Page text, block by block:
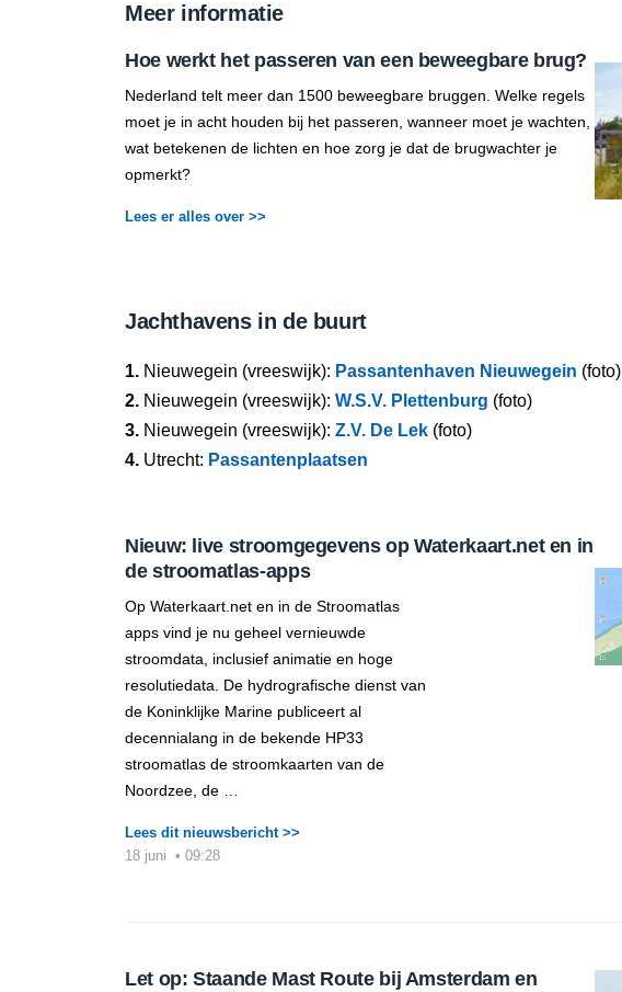
Meer informatie
Hoe werkt het passeren van een beweegbare brug?
Nederland telt meer dan 1500 beweegbare bruggen. Welke regels
moet je in acht houden bij het passeren, wanneer moet je wachten,
wat betekenen de lichten en hoe zorg je dat de brugwachter je
opmerkt?
Lees er alles over >>
Jachthavens in de buurt
1. Nieuwegein (vreeswijk): Passantenhaven Nieuwegein (foto)
2. Nieuwegein (vreeswijk): W.S.V. Plettenburg (foto)
3. Nieuwegein (vreeswijk): Z.V. De Lek (foto)
4. Utrecht: Passantenplaatsen
Nieuw: live stroomgegevens op Waterkaart.net en in
de stroomatlas-apps
Op Waterkaart.net en in de Stroomatlas
apps vind je nu geheel vernieuwde
stroomdata, inclusief animatie en hoge
resolutiedata. De hydrografische dienst van
de Koninklijke Marine publiceert al
decennialang in de bekende HP33
stroomatlas de stroomkaarten van de
Noordzee, de …
Lees dit nieuwsbericht >>
18 juni • 09:28
Let op: Staande Mast Route bij Amsterdam en